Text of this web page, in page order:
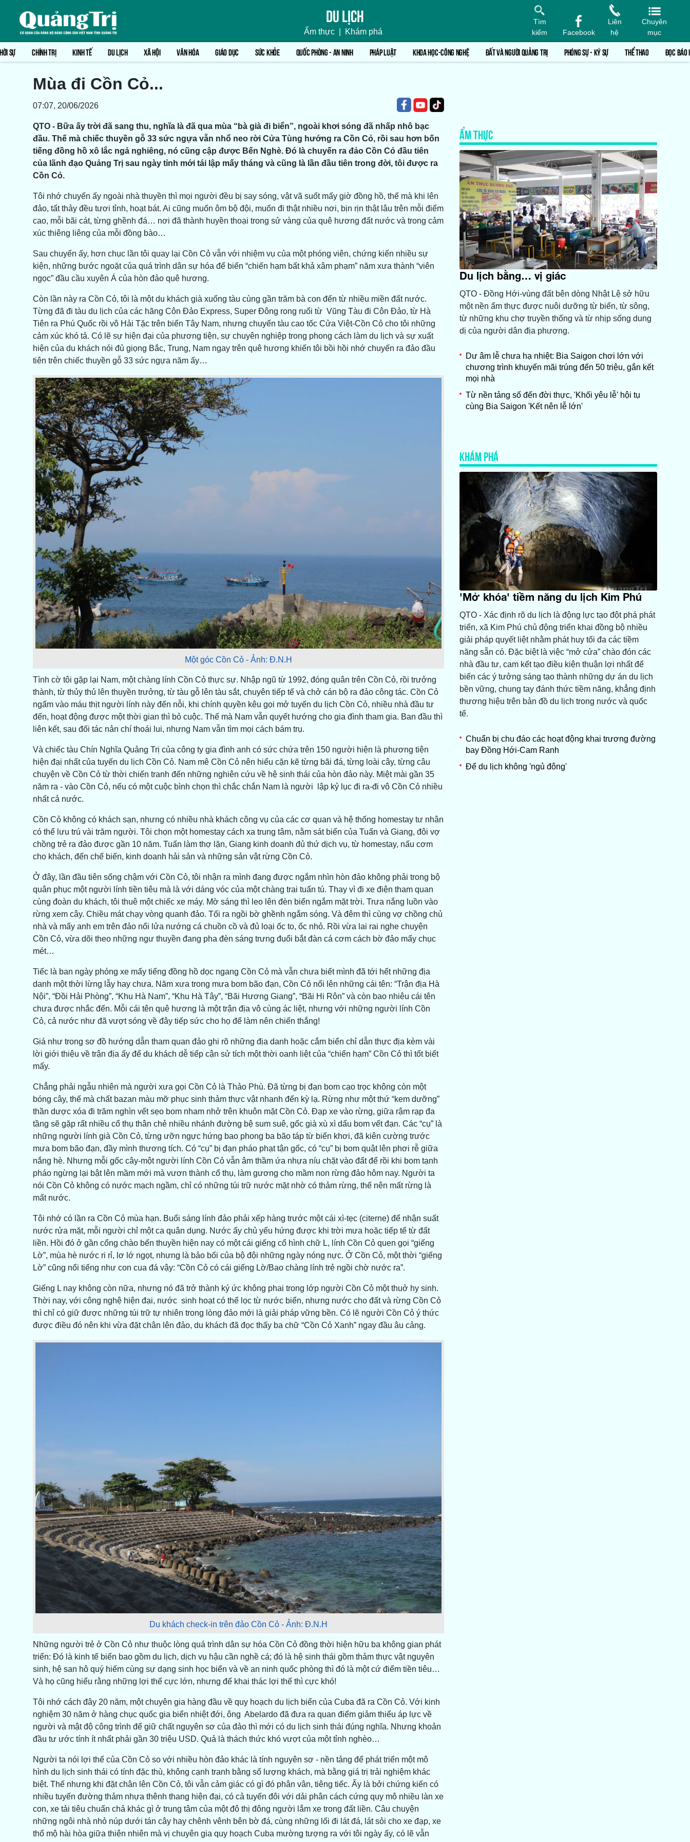
Du lịch
Ẩm thực Khám phá
Tìm
kiếm
Facebook
Liên
hệ
Chuyên
mục
SỰ CHÍNH TRỊ KINH TẾ DU LỊCH XÃ HỘI VĂN HÓA GIÁO DỤC SỨC KHỎE QUỐC PHÒNG - AN NINH PHÁP LUẬT KHOA HỌC-CÔNG NGHỆ ĐẤT VÀ NGƯỜI QUẢNG TRỊ PHÓNG SỰ - KÝ SỰ THỂ THAO ĐỌC BÁO
Mùa đi Cồn Cỏ...
07:07, 20/06/2026
QTO - Bữa ấy trời đã sang thu, nghĩa là đã qua mùa “bà già đi biển”, ngoài khơi sóng đã nhấp nhô bạc
đầu. Thế mà chiếc thuyền gỗ 33 sức ngựa vẫn nhổ neo rời Cửa Tùng hướng ra Cồn Cỏ, rồi sau hơn bốn
tiếng đồng hồ xô lắc ngả nghiêng, nó cũng cập được Bến Nghè. Ðó là chuyến ra đảo Cồn Cỏ đầu tiên
của lãnh đạo Quảng Trị sau ngày tỉnh mới tái lập mấy tháng và cũng là lần đầu tiên trong đời, tôi được ra
Cồn Cỏ.
Tôi nhớ chuyến ấy ngoài nhà thuyền thì mọi người đều bị say sóng, vật vã suốt mấy giờ đồng hồ, thế mà khi lên
đảo, tất thảy đều tươi tỉnh, hoạt bát. Ai cũng muốn ôm bộ đội, muốn đi thật nhiều nơi, bịn rịn thật lâu trên mỗi điểm
cao, mỗi bãi cát, từng ghềnh đá… nơi đã thành huyền thoại trong sử vàng của quê hương đất nước và trong cảm
xúc thiêng liêng của mỗi đồng bào…
Sau chuyến ấy, hơn chục lần tôi quay lại Cồn Cỏ vẫn với nhiệm vụ của một phóng viên, chứng kiến nhiều sự
kiện, những bước ngoặt của quá trình dân sự hóa để biến “chiến hạm bất khả xâm phạm” năm xưa thành “viên
ngọc” đầu cầu xuyên Á của hòn đảo quê hương.
Còn lần này ra Cồn Cỏ, tôi là một du khách già xuống tàu cùng gần trăm bà con đến từ nhiều miền đất nước.
Từng đã đi tàu du lịch của các hãng Côn Đảo Express, Super Đông rong ruổi từ Vũng Tàu đi Côn Đảo, từ Hà
Tiên ra Phú Quốc rồi vô Hải Tặc trên biển Tây Nam, nhưng chuyến tàu cao tốc Cửa Việt-Cồn Cỏ cho tôi những
cảm xúc khó tả. Có lẽ sự hiện đại của phương tiện, sự chuyên nghiệp trong phong cách làm du lịch và sự xuất
hiện của du khách nói đủ giọng Bắc, Trung, Nam ngay trên quê hương khiến tôi bồi hồi nhớ chuyến ra đảo đầu
tiên trên chiếc thuyền gỗ 33 sức ngựa năm ấy…
Một góc Cồn Cỏ - Ảnh: Đ.N.H
Tình cờ tôi gặp lại Nam, một chàng lính Cồn Cỏ thực sự. Nhập ngũ từ 1992, đóng quân trên Cồn Cỏ, rồi trưởng
thành, từ thủy thủ lên thuyền trưởng, từ tàu gỗ lên tàu sắt, chuyên tiếp tế và chở cán bộ ra đảo công tác. Cồn Cỏ
ngấm vào máu thịt người lính này đến nỗi, khi chính quyền kêu gọi mở tuyến du lịch Cồn Cỏ, nhiều nhà đầu tư
đến, hoạt động được một thời gian thì bỏ cuộc. Thế mà Nam vẫn quyết hướng cho gia đình tham gia. Ban đầu thì
liên kết, sau đối tác nản chí thoái lui, nhưng Nam vẫn tìm mọi cách bám trụ.
Và chiếc tàu Chín Nghĩa Quảng Trị của công ty gia đình anh có sức chứa trên 150 người hiện là phương tiện
hiện đại nhất của tuyến du lịch Cồn Cỏ. Nam mê Cồn Cỏ nên hiểu cặn kẽ từng bãi đá, từng loài cây, từng câu
chuyện về Cồn Cỏ từ thời chiến tranh đến những nghiên cứu về hệ sinh thái của hòn đảo này. Miệt mài gần 35
năm ra - vào Cồn Cỏ, nếu có một cuộc bình chọn thì chắc chắn Nam là người lập kỷ lục đi ra-đi vô Cồn Cỏ nhiều
nhất cả nước.
Cồn Cỏ không có khách sạn, nhưng có nhiều nhà khách công vụ của các cơ quan và hệ thống homestay tư nhân
có thể lưu trú vài trăm người. Tôi chọn một homestay cách xa trung tâm, nằm sát biển của Tuấn và Giang, đôi vợ
chồng trẻ ra đảo được gần 10 năm. Tuấn làm thợ lặn, Giang kinh doanh đủ thứ dịch vụ, từ homestay, nấu cơm
cho khách, đến chế biến, kinh doanh hải sản và những sản vật rừng Cồn Cỏ.
Ở đây, lần đầu tiên sống chậm với Cồn Cỏ, tôi nhận ra mình đang được ngắm nhìn hòn đảo không phải trong bộ
quân phục một người lính tiền tiêu mà là với dáng vóc của một chàng trai tuấn tú. Thay vì đi xe điện tham quan
cùng đoàn du khách, tôi thuê một chiếc xe máy. Mờ sáng thì leo lên đèn biển ngắm mặt trời. Trưa nắng luồn vào
rừng xem cây. Chiều mát chạy vòng quanh đảo. Tối ra ngồi bờ ghềnh ngắm sóng. Và đêm thì cùng vợ chồng chủ
nhà và mấy anh em trên đảo nổi lửa nướng cá chuồn cồ và đủ loại ốc to, ốc nhỏ. Rồi vừa lai rai nghe chuyện
Cồn Cỏ, vừa dõi theo những ngư thuyền đang pha đèn sáng trưng đuổi bắt đàn cá cơm cách bờ đảo mấy chục
mét…
Tiếc là ban ngày phóng xe mấy tiếng đồng hồ dọc ngang Cồn Cỏ mà vẫn chưa biết mình đã tới hết những địa
danh một thời lừng lẫy hay chưa. Năm xưa trong mưa bom bão đạn, Cồn Cỏ nổi lên những cái tên: “Trận địa Hà
Nội”, “Đồi Hải Phòng”, “Khu Hà Nam”, “Khu Hà Tây”, “Bãi Hương Giang”, “Bãi Hi Rôn” và còn bao nhiêu cái tên
chưa được nhắc đến. Mỗi cái tên quê hương là một trận địa vô cùng ác liệt, nhưng với những người lính Cồn
Cỏ, cả nước như đã vượt sóng về đây tiếp sức cho họ để làm nên chiến thắng!
Giá như trong sơ đồ hướng dẫn tham quan đảo ghi rõ những địa danh hoặc cắm biển chỉ dẫn thực địa kèm vài
lời giới thiệu về trận địa ấy để du khách dễ tiếp cận sử tích một thời oanh liệt của “chiến hạm” Cồn Cỏ thì tốt biết
mấy.
Chẳng phải ngẫu nhiên mà người xưa gọi Cồn Cỏ là Thảo Phù. Đã từng bị đạn bom cạo trọc không còn một
bóng cây, thế mà chất bazan màu mỡ phục sinh thảm thực vật nhanh đến kỳ lạ. Rừng như một thứ “kem dưỡng”
thần dược xóa đi trăm nghìn vết sẹo bom nham nhở trên khuôn mặt Cồn Cỏ. Đạp xe vào rừng, giữa rậm rạp đa
tầng sẽ gặp rất nhiều cổ thụ thân chẻ nhiều nhánh đường bệ sum suê, gốc già xù xì dấu bom vết đạn. Các “cụ” là
những người lính già Cồn Cỏ, từng ưỡn ngực hứng bao phong ba bão táp từ biển khơi, đã kiên cường trước
mưa bom bão đạn, đầy mình thương tích. Có “cụ” bị đạn pháo phạt tận gốc, có “cụ” bị bom quật lên phơi rễ giữa
nắng hè. Nhưng mỗi gốc cây-một người lính Cồn Cỏ vẫn âm thầm ứa nhựa níu chặt vào đất để rồi khi bom tạnh
pháo ngừng lại bật lên mầm mới mà vươn thành cổ thụ, làm gương cho mầm non rừng đảo hôm nay. Người ta
nói Cồn Cỏ không có nước mạch ngầm, chỉ có những túi trữ nước mặt nhờ có thảm rừng, thế nên mất rừng là
mất nước.
Tôi nhớ có lần ra Cồn Cỏ mùa hạn. Buổi sáng lính đảo phải xếp hàng trước một cái xì-tẹc (citerne) để nhận suất
nước rửa mặt, mỗi người chỉ một ca quân dụng. Nước ấy chủ yếu hứng được khi trời mưa hoặc tiếp tế từ đất
liền. Hồi đó ở gần cổng chào bến thuyền hiện nay có một cái giếng cổ hình chữ L, lính Cồn Cỏ quen gọi “giếng
Lờ”, mùa hè nước ri rỉ, lơ lớ ngọt, nhưng là bảo bối của bộ đội những ngày nóng nực. Ở Cồn Cỏ, một thời “giếng
Lờ” cũng nổi tiếng như con cua đá vậy: “Cồn Cỏ có cái giếng Lờ/Bao chàng lính trẻ ngồi chờ nước ra”.
Giếng L nay không còn nữa, nhưng nó đã trở thành ký ức không phai trong lớp người Cồn Cỏ một thuở hy sinh.
Thời nay, với công nghệ hiện đại, nước sinh hoạt có thể lọc từ nước biển, nhưng nước cho đất và rừng Cồn Cỏ
thì chỉ có giữ được những túi trữ tự nhiên trong lòng đảo mới là giải pháp vững bền. Có lẽ người Cồn Cỏ ý thức
được điều đó nên khi vừa đặt chân lên đảo, du khách đã đọc thấy ba chữ “Cồn Cỏ Xanh” ngay đầu âu cảng.
Du khách check-in trên đảo Cồn Cỏ - Ảnh: Đ.N.H
Những người trẻ ở Cồn Cỏ như thuộc lòng quá trình dân sự hóa Cồn Cỏ đồng thời hiện hữu ba không gian phát
triển: Đó là kinh tế biển bao gồm du lịch, dịch vụ hậu cần nghề cá; đó là hệ sinh thái gồm thảm thực vật nguyên
sinh, hệ san hô quý hiếm cùng sự dạng sinh học biển và về an ninh quốc phòng thì đó là một cứ điểm tiền tiêu…
Và họ cũng hiểu rằng những lợi thế cực lớn, nhưng để khai thác lợi thế thì cực khó!
Tôi nhớ cách đây 20 năm, một chuyên gia hàng đầu về quy hoạch du lịch biển của Cuba đã ra Cồn Cỏ. Với kinh
nghiệm 30 năm ở hàng chục quốc gia biển nhiệt đới, ông Abelardo đã đưa ra quan điểm giảm thiểu áp lực về
người và mật độ công trình để giữ chất nguyên sơ của đảo thì mới có du lịch sinh thái đúng nghĩa. Nhưng khoản
đầu tư ước tính ít nhất phải gần 30 triệu USD. Quả là thách thức khó vượt của một tỉnh nghèo…
Người ta nói lợi thế của Cồn Cỏ so với nhiều hòn đảo khác là tính nguyên sơ - nền tảng để phát triển một mô
hình du lịch sinh thái có tính đặc thù, không cạnh tranh bằng số lượng khách, mà bằng giá trị trải nghiệm khác
biệt. Thế nhưng khi đặt chân lên Cồn Cỏ, tôi vẫn cảm giác có gì đó phân vân, tiêng tiếc. Ấy là bởi chứng kiến có
nhiều tuyến đường thảm nhựa thênh thang hiện đại, có cả tuyến đôi với dải phân cách cứng quy mô nhiều làn xe
con, xe tải tiêu chuẩn chả khác gì ở trung tâm của một đô thị đông người lắm xe trong đất liền. Câu chuyện
những ngôi nhà nhỏ núp dưới tán cây hay chênh vênh bên bờ đá, cùng những lối đi lát đá, lát sỏi cho xe đạp, xe
thổ mộ hài hòa giữa thiên nhiên mà vị chuyên gia quy hoạch Cuba mường tượng ra với tôi ngày ấy, có lẽ vẫn
ẨM THỰC
Du lịch bằng… vị giác
QTO - Đồng Hới-vùng đất bên dòng Nhật Lệ sở hữu
một nền ẩm thực được nuôi dưỡng từ biển, từ sông,
từ những khu chợ truyền thống và từ nhịp sống dung
dị của người dân địa phương.
Dư âm lễ chưa hạ nhiệt: Bia Saigon chơi lớn với
chương trình khuyến mãi trúng đến 50 triệu, gắn kết
mọi nhà
Từ nền tảng số đến đời thực, 'Khối yêu lễ' hội tụ
cùng Bia Saigon 'Kết nên lễ lớn'
KHÁM PHÁ
'Mở khóa' tiềm năng du lịch Kim Phú
QTO - Xác định rõ du lịch là động lực tạo đột phá phát
triển, xã Kim Phú chủ động triển khai đồng bộ nhiều
giải pháp quyết liệt nhằm phát huy tối đa các tiềm
năng sẵn có. Đặc biệt là việc “mở cửa” chào đón các
nhà đầu tư, cam kết tạo điều kiện thuận lợi nhất để
biến các ý tưởng sáng tạo thành những dự án du lịch
bền vững, chung tay đánh thức tiềm năng, khẳng định
thương hiệu trên bản đồ du lịch trong nước và quốc
tế.
Chuẩn bị chu đáo các hoạt động khai trương đường
bay Đồng Hới-Cam Ranh
Để du lịch không 'ngủ đông'